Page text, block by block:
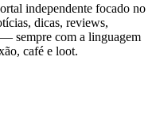
independente focado no
dicas, reviews,
sempre com a linguagem
café e loot.